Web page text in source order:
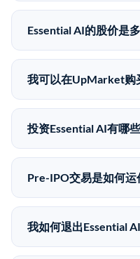
Essential AI的股价是
Essential AI没有公开股
近的已知股价来自其最
有所不同。
我可以在UpMarket购
可以。合格投资者可以
upmarket.co创建账户来
为50,000美元。
商，自2019年以来已经
投资Essential AI有哪
Pre-IPO投资存在重大
低，意味着没有公开市
应做好可能全部损失的
次之间可能大幅波动。
Pre-IPO交易是如何运
在Pre-IPO交易中，合
股东（如员工、早期投
为FINRA注册的经纪交
我如何退出Essential
Pre-IPO持股主要有两